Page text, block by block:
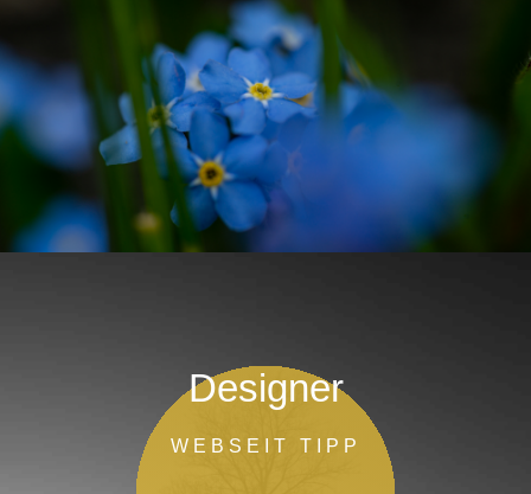
Designer
WEBSEIT TIPP